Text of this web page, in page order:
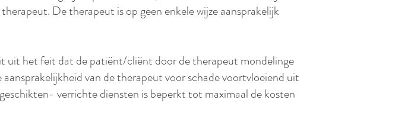
De therapeut is op geen enkele wijze aansprakelijk
uit het feit dat de patiënt/cliënt door de therapeut mondelinge
van de therapeut voor schade voortvloeiend uit
verrichte diensten is beperkt tot maximaal de kosten